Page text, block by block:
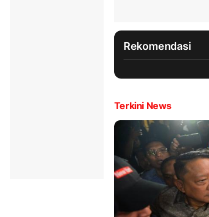
Rekomendasi
Terkini News